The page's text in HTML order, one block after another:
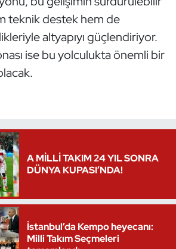
teknik destek hem de
altyapıyı güçlendiriyor.
ise bu yolculukta önemli bir
A MİLLİ TAKIM 24 YIL SONRA
DÜNYA KUPASI’NDA!
İstanbul’da Kempo heyecanı:
Milli Takım Seçmeleri